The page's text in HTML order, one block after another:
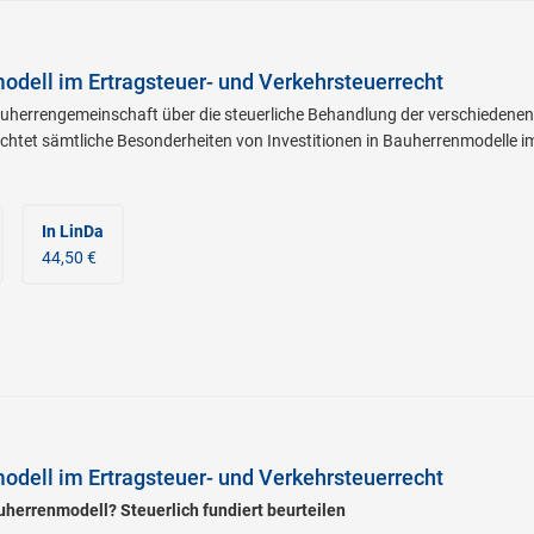
im Ertragsteuer- und Verkehrsteuerrecht
über die steuerliche Behandlung der
sämtliche Besonderheiten von Investitionen in Bauherrenmodelle
In LinDa
44,50 €
im Ertragsteuer- und Verkehrsteuerrecht
Steuerlich fundiert beurteilen